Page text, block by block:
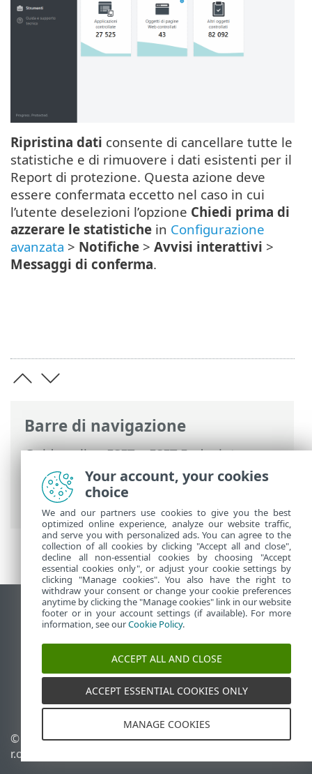
Barre di navigazione
Guida online ESET>ESET Endpoint
Antivirus
>Utilizzo di ESET Endpoint
Antivirus
>Strumenti
> Report di
protezione
Ripristina dati consente di cancellare tutte le
statistiche e di rimuovere i dati esistenti per il
Report di protezione. Questa azione deve
essere confermata eccetto nel caso in cui
l’utente deselezioni l’opzione Chiedi prima di
azzerare le statistiche in Configurazione
avanzata > Notifiche > Avvisi interattivi >
Messaggi di conferma.
Visualizza sito desktop
End of Life
ESET Knowledge Base
ESET Status Portal
Supporto regionale
© 1992 - 2026 ESET, spol. s
r.o. - Tutti i diritti riservati.
Gestisci cookie
Your account, your cookies
choice
We and our partners use cookies to give you the best
optimized online experience, analyze our website traffic,
and serve you with personalized ads. You can agree to the
collection of all cookies by clicking "Accept all and close",
decline all non-essential cookies by choosing "Accept
essential cookies only", or adjust your cookie settings by
clicking "Manage cookies". You also have the right to
withdraw your consent or change your cookie preferences
anytime by clicking the "Manage cookies" link in our website
footer or in your account settings (if available). For more
information, see ourCookie Policy.
ACCEPT ALL AND CLOSE
ACCEPT ESSENTIAL COOKIES ONLY
MANAGE COOKIES